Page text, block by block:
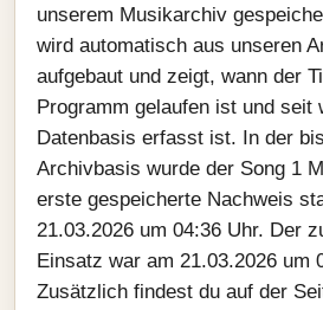
unserem Musikarchiv
wird automatisch aus unseren
aufgebaut und zeigt, wann der
Programm gelaufen ist und seit
Datenbasis erfasst ist. In der
Archivbasis wurde der Song 1
erste gespeicherte Nachweis
21.03.2026 um 04:36 Uhr. Der
Einsatz war am 21.03.2026 um
Zusätzlich findest du auf der